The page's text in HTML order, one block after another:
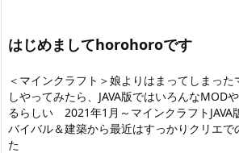
はじめましてhorohoroです
＜マインクラフト＞娘よりはまってしまっ
しやってみたら、JAVA版ではいろんなMOD
るらしい 2021年1月～マインクラフトJAVA
バイバル＆建築から最近はすっかりクリエで
た